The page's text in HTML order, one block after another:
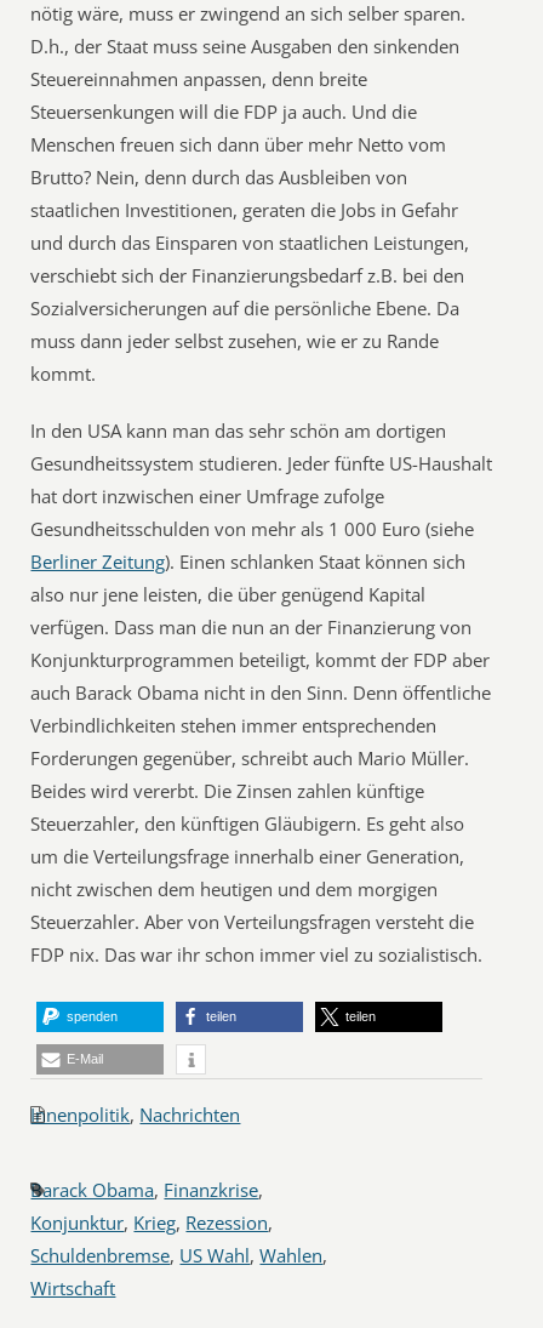
nötig wäre, muss er zwingend an sich selber sparen.
D.h., der Staat muss seine Ausgaben den sinkenden
Steuereinnahmen anpassen, denn breite
Steuersenkungen will die FDP ja auch. Und die
Menschen freuen sich dann über mehr Netto vom
Brutto? Nein, denn durch das Ausbleiben von
staatlichen Investitionen, geraten die Jobs in Gefahr
und durch das Einsparen von staatlichen Leistungen,
verschiebt sich der Finanzierungsbedarf z.B. bei den
Sozialversicherungen auf die persönliche Ebene. Da
muss dann jeder selbst zusehen, wie er zu Rande
kommt.
In den USA kann man das sehr schön am dortigen
Gesundheitssystem studieren. Jeder fünfte US-Haushalt
hat dort inzwischen einer Umfrage zufolge
Gesundheitsschulden von mehr als 1 000 Euro (siehe
Berliner Zeitung). Einen schlanken Staat können sich
also nur jene leisten, die über genügend Kapital
verfügen. Dass man die nun an der Finanzierung von
Konjunkturprogrammen beteiligt, kommt der FDP aber
auch Barack Obama nicht in den Sinn. Denn öffentliche
Verbindlichkeiten stehen immer entsprechenden
Forderungen gegenüber, schreibt auch Mario Müller.
Beides wird vererbt. Die Zinsen zahlen künftige
Steuerzahler, den künftigen Gläubigern. Es geht also
um die Verteilungsfrage innerhalb einer Generation,
nicht zwischen dem heutigen und dem morgigen
Steuerzahler. Aber von Verteilungsfragen versteht die
FDP nix. Das war ihr schon immer viel zu sozialistisch.
spenden teilen teilen
E-Mail
Innenpolitik, Nachrichten
Barack Obama, Finanzkrise,
Konjunktur, Krieg, Rezession,
Schuldenbremse, US Wahl,Wahlen,
Wirtschaft